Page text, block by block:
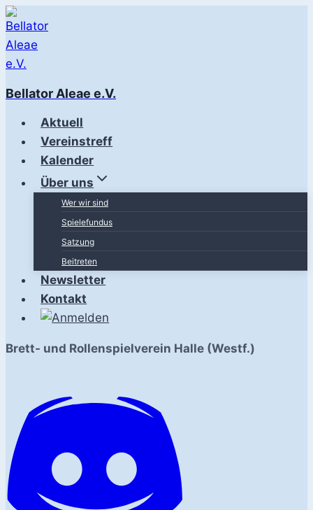
Zum
Inhalt
springen
Bellator Aleae e.V.
Aktuell
Vereinstreff
Kalender
Über uns
Wer wir sind
Spielefundus
Satzung
Beitreten
Newsletter
Kontakt
Brett- und Rollenspielverein Halle (Westf.)